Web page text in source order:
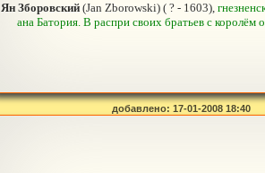
Ян Зборовский (Jan Zborowski) ( ? - 1603),
ана Батория. В распри своих братьев с
добавлено: 17-01-2008 18:40